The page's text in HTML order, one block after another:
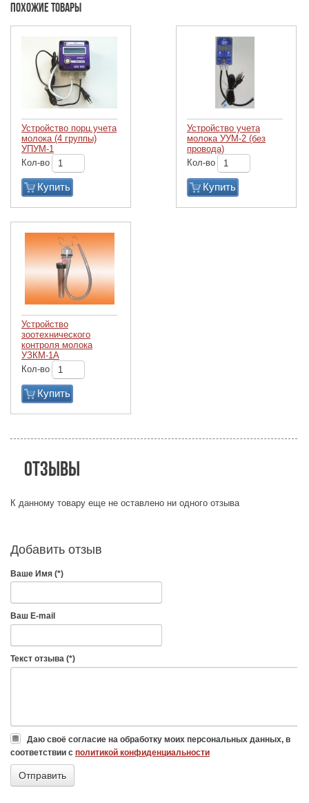
Похожие товары
Устройство порц.учета
молока (4 группы)
УПУМ-1
Кол-во
Купить
Устройство учета
молока УУМ-2 (без
провода)
Кол-во
Купить
Устройство
зоотехнического
контроля молока
УЗКМ-1А
Кол-во
Купить
Отзывы
К данному товару еще не оставлено ни одного отзыва
Добавить отзыв
Ваше Имя (*)
Ваш E-mail
Текст отзыва (*)
Даю своё согласие на обработку моих персональных данных, в
соответствии с политикой конфиденциальности